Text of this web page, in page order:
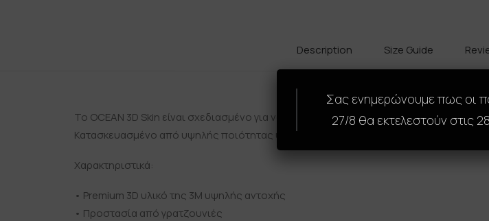
Description Size Guide
Το OCEAN 3D Skin είναι σχεδιασμένο για να μεταμορφώσει πλήρως το κινητό σου με
Κατασκευασμένο από υψηλής ποιότητας υλικά 3M, προσφέρει τέλεια εφαρμογή και
Χαρακτηριστικά:
• Premium 3D υλικό της 3Μ υψηλής αντοχής
• Προστασία από γρατζουνιές
Σας ενημερώνουμε πως οι
27/8 θα εκτελεστούν στις